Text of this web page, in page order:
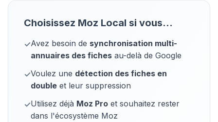
Choisissez Moz Local si vous...
✓Avez besoin de synchronisation multi-
annuaires des fiches au-delà de Google
✓Voulez une détection des fiches en
double et leur suppression
✓Utilisez déjà Moz Pro et souhaitez rester
dans l'écosystème Moz